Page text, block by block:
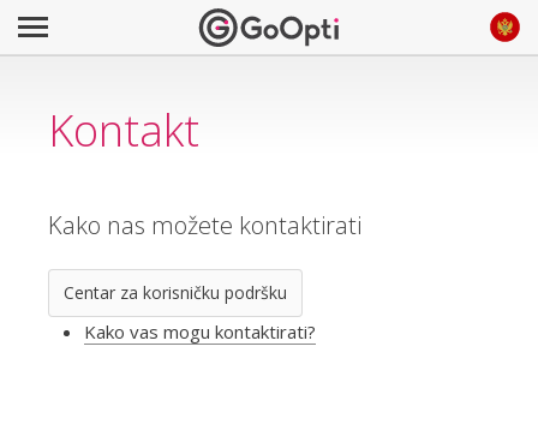
Kontakt
Kako nas možete kontaktirati
Centar za korisničku podršku
Kako vas mogu kontaktirati?